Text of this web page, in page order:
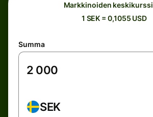
Markkinoiden keskikurssi
1 SEK = 0,1055 USD
Summa
SEK